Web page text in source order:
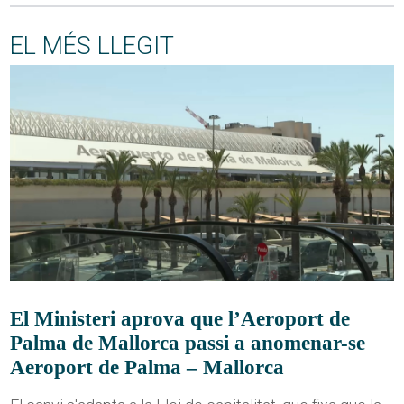
EL MÉS LLEGIT
El Ministeri aprova que l’Aeroport de
Palma de Mallorca passi a anomenar-se
Aeroport de Palma – Mallorca